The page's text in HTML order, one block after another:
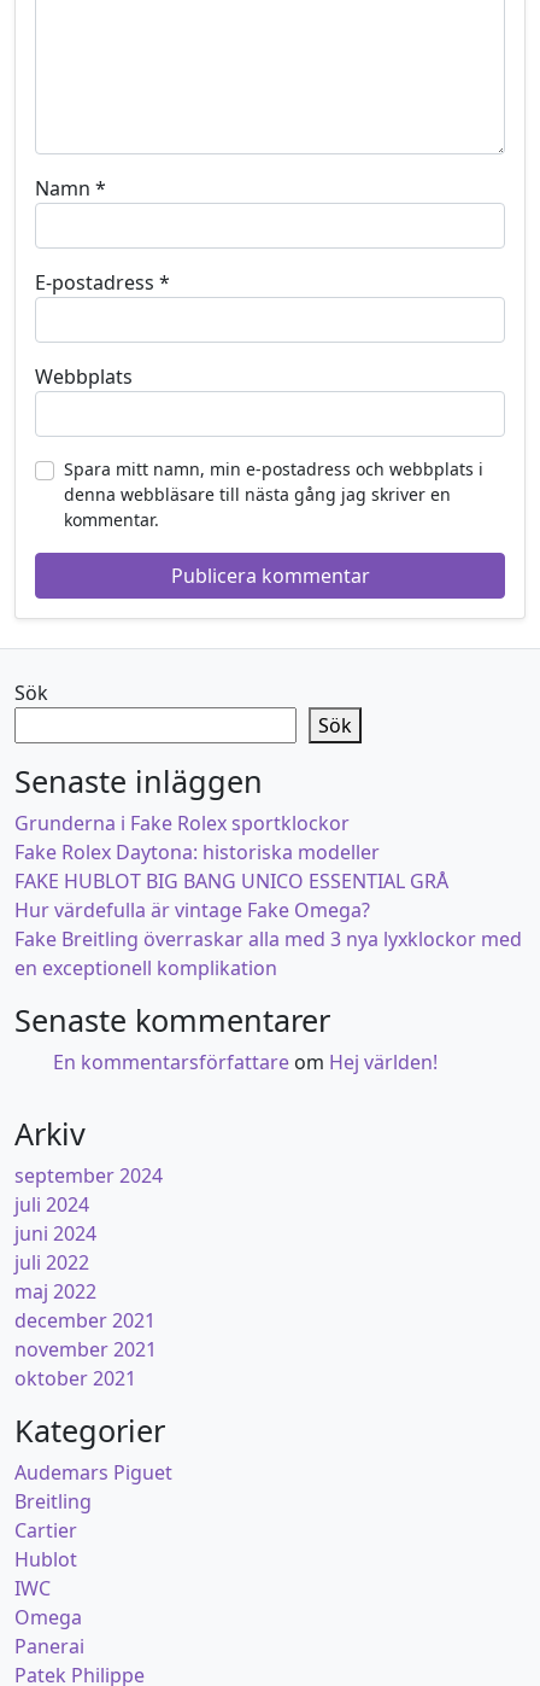
Namn *
E-postadress *
Webbplats
Spara mitt namn, min e-postadress och webbplats i
denna webbläsare till nästa gång jag skriver en
kommentar.
Sök
Sök
Senaste inläggen
Grunderna i Fake Rolex sportklockor
Fake Rolex Daytona: historiska modeller
FAKE HUBLOT BIG BANG UNICO ESSENTIAL GRÅ
Hur värdefulla är vintage Fake Omega?
Fake Breitling överraskar alla med 3 nya lyxklockor med
en exceptionell komplikation
Senaste kommentarer
En kommentarsförfattare om Hej världen!
Arkiv
september 2024
juli 2024
juni 2024
juli 2022
maj 2022
december 2021
november 2021
oktober 2021
Kategorier
Audemars Piguet
Breitling
Cartier
Hublot
IWC
Omega
Panerai
Patek Philippe